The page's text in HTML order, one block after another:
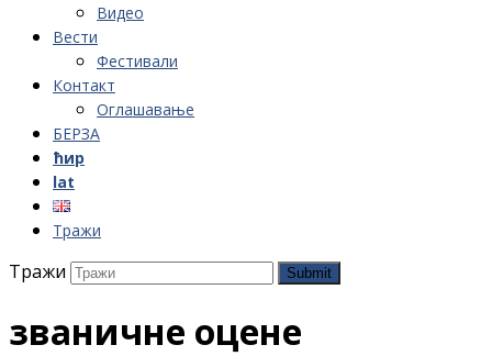
Видео
Вести
Фестивали
Контакт
Оглашавање
БЕРЗА
ћир
lat
Тражи
Тражи Submit
званичне оцене